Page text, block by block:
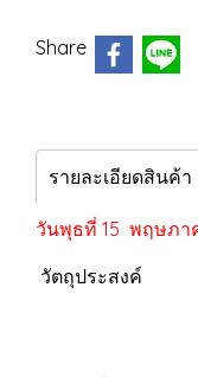
Share
รายละเอียดสินค้า
วันพุธที่ 15 พฤษภา
วัตถุประสงค์